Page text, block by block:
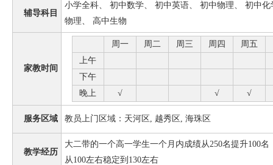
辅导科目
小学全科、 初中数学、 初中英语、 初中物理、 初中
物理、 高中生物
家教时间
周一 周二 周三 周四 周五
上午
下午
晚上
√ √ √
服务区域 教员上门区域：天河区, 越秀区, 海珠区
教学经历
大二带的一个高一学生一个月内成绩从250名提升100
从100左右稳定到130左右